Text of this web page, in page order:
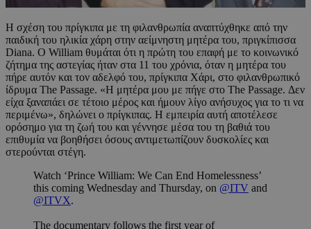
Η σχέση του πρίγκιπα με τη φιλανθρωπία αναπτύχθηκε από την
παιδική του ηλικία χάρη στην αείμνηστη μητέρα του, πριγκίπισσα
Diana. Ο William θυμάται ότι η πρώτη του επαφή με το κοινωνικό
ζήτημα της αστεγίας ήταν στα 11 του χρόνια, όταν η μητέρα του
πήρε αυτόν και τον αδελφό του, πρίγκιπα Χάρι, στο φιλανθρωπικό
ίδρυμα The Passage. «Η μητέρα μου με πήγε στο The Passage. Δεν
είχα ξαναπάει σε τέτοιο μέρος και ήμουν λίγο ανήσυχος για το τι να
περιμένω», δηλώνει ο πρίγκιπας. Η εμπειρία αυτή αποτέλεσε
ορόσημο για τη ζωή του και γέννησε μέσα του τη βαθιά του
επιθυμία να βοηθήσει όσους αντιμετωπίζουν δυσκολίες και
στερούνται στέγη.
Watch ‘Prince William: We Can End Homelessness’
this coming Wednesday and Thursday, on @ITV and
@ITVX.
The documentary follows the first year of